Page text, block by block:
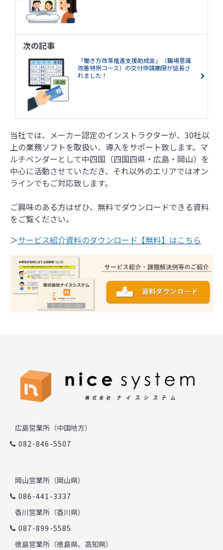
次の記事
「働き方改革推進支援助成金」（職場意識
改善特例コース）の交付申請期限が延長さ
れました！
当社では、メーカー認定のインストラクターが、30社以
上の業務ソフトを取扱い、導入をサポート致します。マ
ルチベンダーとして中四国（四国四県・広島・岡山）を
中心に活動させていただき、それ以外のエリアではオン
ラインでもご対応致します。
ご興味のある方はぜひ、無料でダウンロードできる資料
をご覧ください。
＞サービス紹介資料のダウンロード【無料】はこちら
広島営業所（中国地方）
082-846-5507
岡山営業所（岡山県）
086-441-3337
香川営業所（香川県）
087-899-5585
徳島営業所（徳島県、高知県）